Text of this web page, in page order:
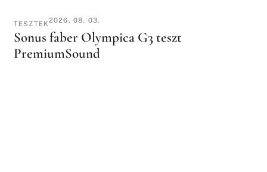
TESZTEK2026. 08. 03.
Sonus faber Olympica G3 teszt
PremiumSound